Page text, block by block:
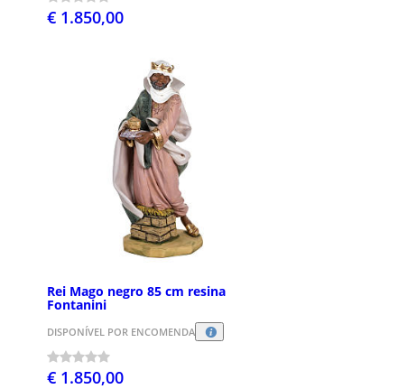
€ 1.850,00
Rei Mago negro 85 cm resina
Fontanini
DISPONÍVEL POR ENCOMENDA
€ 1.850,00